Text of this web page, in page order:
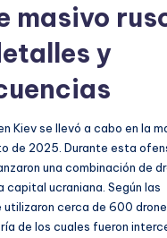
masivo
y
Kiev se llevó a cabo en la
de 2025. Durante esta
una combinación de
capital ucraniana. Según las
cerca de 600
de los cuales fueron